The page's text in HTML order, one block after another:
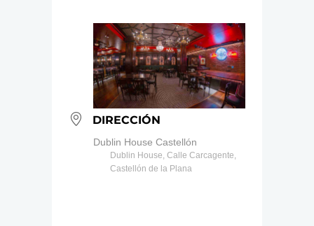
DIRECCIÓN
Dublin House Castellón
Dublin House, Calle Carcagente,
Castellón de la Plana